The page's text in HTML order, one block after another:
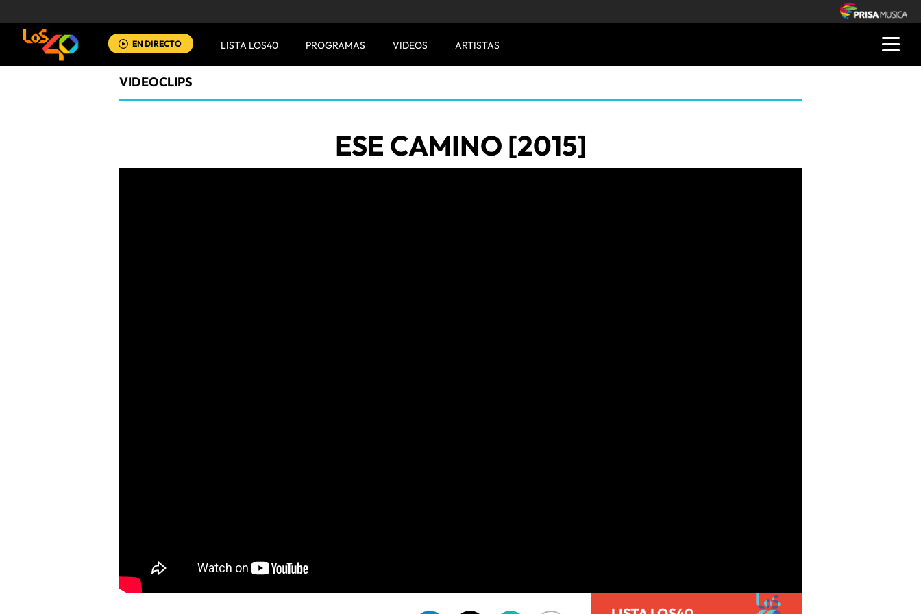
EN DIRECTO LISTA LOS40 PROGRAMAS VIDEOS ARTISTAS
VIDEOCLIPS
ESE CAMINO [2015]